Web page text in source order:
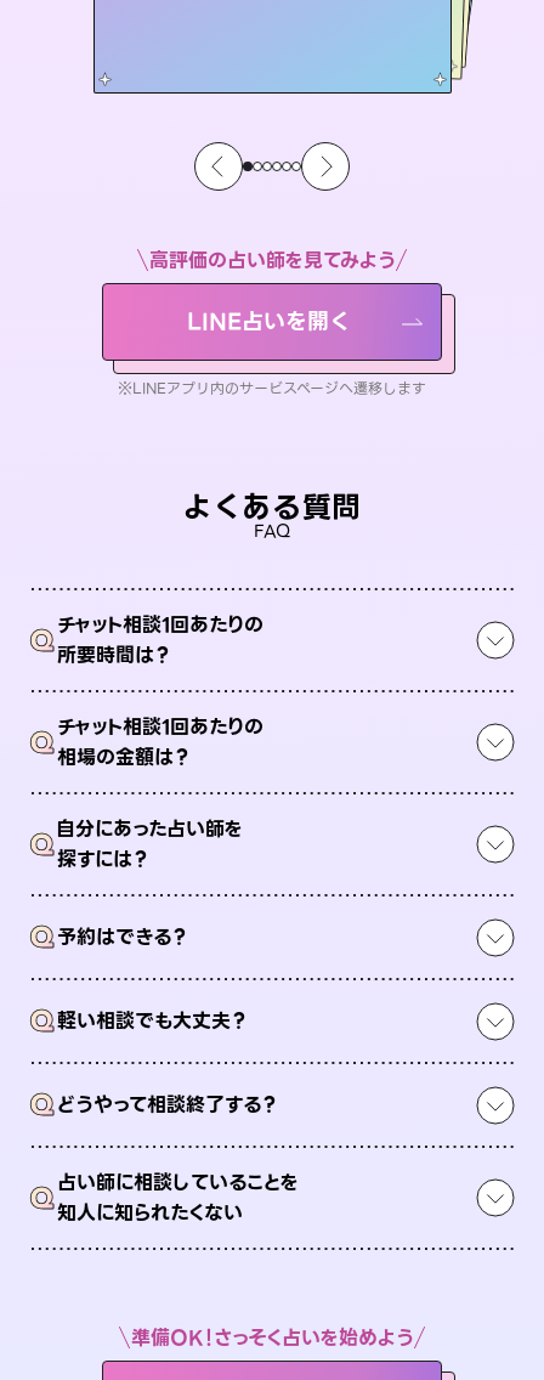
高評価の占い師を見てみよう
LINE占いを開く
※LINEアプリ内のサービスページへ遷移します
よくある質問
FAQ
Qチャット相談1回あたりの
所要時間は？
Qチャット相談1回あたりの
相場の金額は？
Q自分にあった占い師を
探すには？
Q予約はできる？
Q軽い相談でも大丈夫？
Qどうやって相談終了する？
Q占い師に相談していることを
知人に知られたくない
準備OK！さっそく占いを始めよう